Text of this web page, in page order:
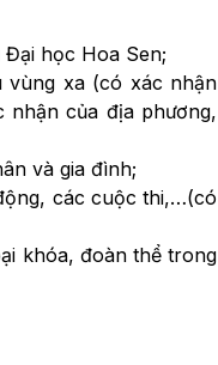
học Hoa Sen;
vùng xa (có xác nhận
của địa phương,
và gia đình;
các cuộc thi,…(có
khóa, đoàn thể trong